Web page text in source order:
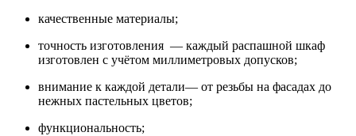
качественные материалы;
точность изготовления — каждый распашной шкаф
изготовлен с учётом миллиметровых допусков;
внимание к каждой детали— от резьбы на фасадах до
нежных пастельных цветов;
функциональность;